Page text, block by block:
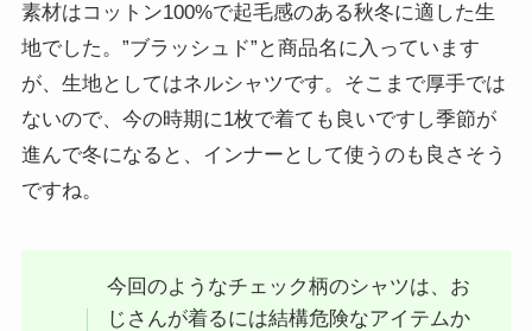
素材はコットン100%で起毛感のある秋冬に適した生
地でした。”ブラッシュド”と商品名に入っています
が、生地としてはネルシャツです。そこまで厚手では
ないので、今の時期に1枚で着ても良いですし季節が
進んで冬になると、インナーとして使うのも良さそう
ですね。
今回のようなチェック柄のシャツは、お
じさんが着るには結構危険なアイテムか